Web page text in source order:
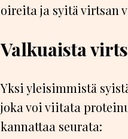
oireita ja syitä virtsan
Valkuaista
Yksi yleisimmistä
joka voi viitata
kannattaa seurata: